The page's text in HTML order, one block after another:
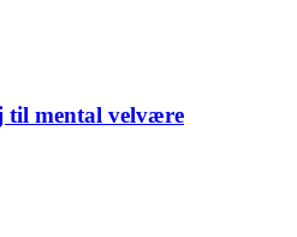
til mental velvære